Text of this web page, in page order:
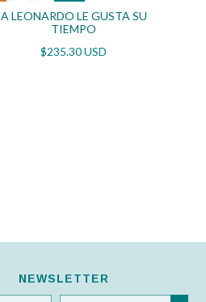
A LEONARDO LE GUSTA SU
TIEMPO
$235.30 USD
NEWSLETTER